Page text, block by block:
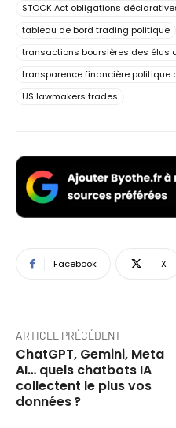
STOCK Act obligations
tableau de bord trading politique
transactions boursières des élus
transparence financière politique
US lawmakers trades
Facebook X
ARTICLE PRÉCÉDENT
ChatGPT, Gemini, Meta
AI… quels chatbots IA
collectent le plus vos
données ?